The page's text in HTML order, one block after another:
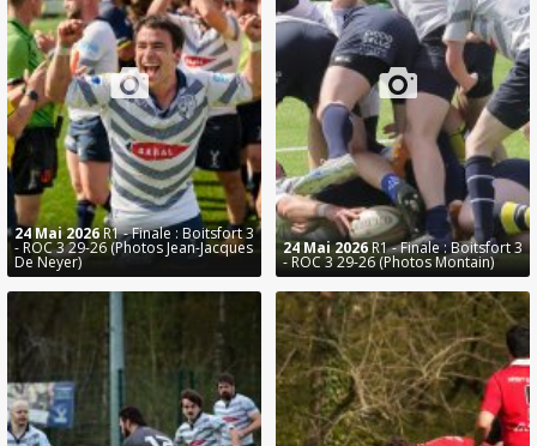
24 Mai 2026R1 - Finale : Boitsfort 3
- ROC 3 29-26 (Photos Jean-Jacques
De Neyer)
24 Mai 2026R1 - Finale : Boitsfort 3
- ROC 3 29-26 (Photos Montain)